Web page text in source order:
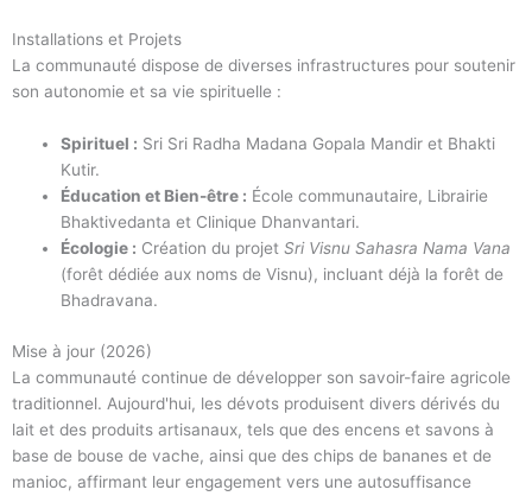
Installations et Projets
La communauté dispose de diverses infrastructures pour soutenir
son autonomie et sa vie spirituelle :
Spirituel : Sri Sri Radha Madana Gopala Mandir et Bhakti
Kutir.
Éducation et Bien-être : École communautaire, Librairie
Bhaktivedanta et Clinique Dhanvantari.
Écologie : Création du projetSri Visnu Sahasra Nama Vana
(forêt dédiée aux noms de Visnu), incluant déjà la forêt de
Bhadravana.
Mise à jour (2026)
La communauté continue de développer son savoir-faire agricole
traditionnel. Aujourd'hui, les dévots produisent divers dérivés du
lait et des produits artisanaux, tels que des encens et savons à
base de bouse de vache, ainsi que des chips de bananes et de
manioc, affirmant leur engagement vers une autosuffisance